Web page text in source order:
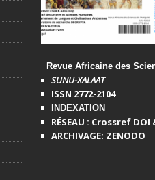
Revue Africaine des
SUNU-XALAAT
ISSN 2772-2104
INDEXATION
RÉSEAU : Crossref
ARCHIVAGE: ZENODO